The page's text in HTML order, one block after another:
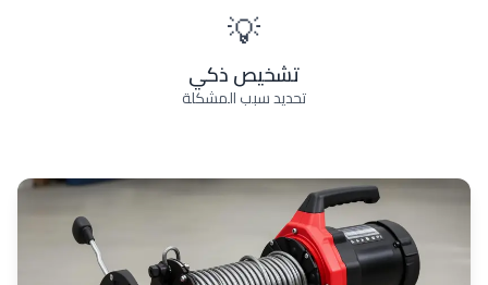
💡
تشخيص ذكي
تحديد سبب المشكلة